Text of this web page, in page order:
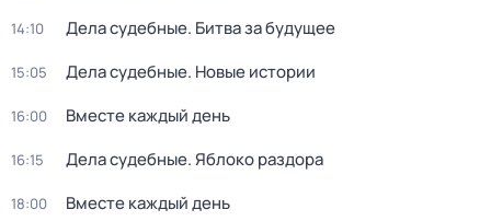
14:10 Дела судебные. Битва за будущее
15:05 Дела судебные. Новые истории
16:00 Вместе каждый день
16:15 Дела судебные. Яблоко раздора
18:00 Вместе каждый день